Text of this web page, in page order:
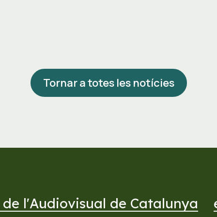
Tornar a totes les notícies
de l'Audiovisual de Catalunya